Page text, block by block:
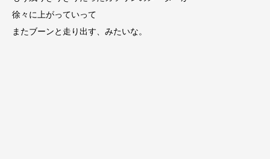
徐々に上がっていって
またブーンと走り出す、みたいな。